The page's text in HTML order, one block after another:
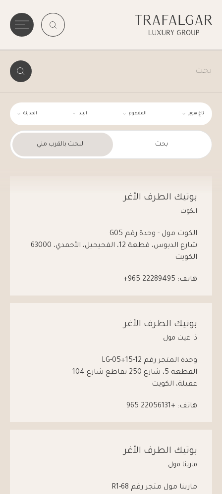
تاغ هوير المفهوم البلد المدينة
بحث البحث بالقرب مني
بوتيك الطرف الأغر
الكوت
الكوت مول - وحدة رقم G05
شارع الدبوس، قطعة 12، الفحيحيل، الأحمدي، 63000
الكويت
هاتف: 965 22289495+
بوتيك الطرف الأغر
ذا غيت مول
وحدة المتجر رقم 12-LG-05+15
القطعة 5، شارع 250 تقاطع شارع 104
عقيلة، الكويت
هاتف: +965 22056131
بوتيك الطرف الأغر
مارينا مول
مارينا مول متجر رقم R1-68